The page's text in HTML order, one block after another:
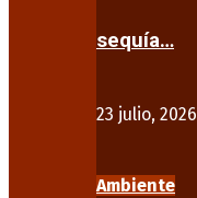
sequía…
23 julio, 2026
Ambiente